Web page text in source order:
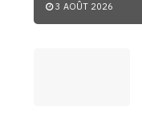
3 AOÛT 2026